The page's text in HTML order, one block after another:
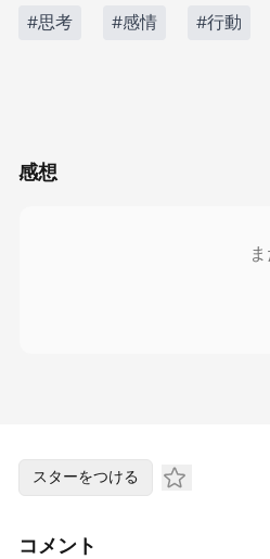
#思考 #感情 #行動
感想
スターをつける
コメント